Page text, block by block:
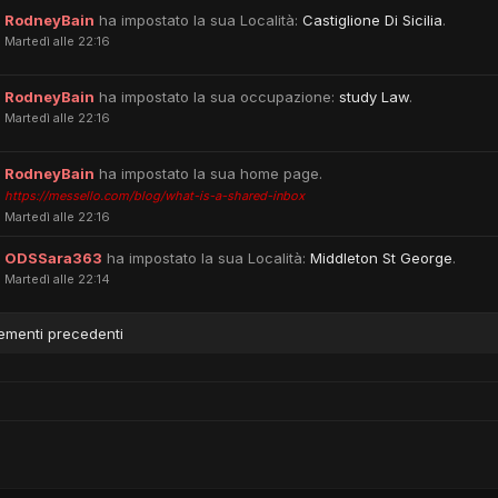
RodneyBain ha impostato la sua Località: Castiglione Di Sicilia.
Martedì alle 22:16
RodneyBain ha impostato la sua occupazione: study Law.
Martedì alle 22:16
RodneyBain ha impostato la sua home page.
https://messello.com/blog/what-is-a-shared-inbox
Martedì alle 22:16
ODSSara363 ha impostato la sua Località: Middleton St George.
Martedì alle 22:14
precedenti